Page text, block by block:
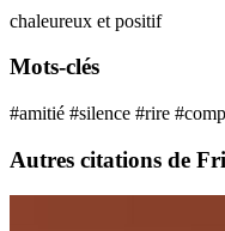
chaleureux et positif
Mots-clés
#amitié #silence #rire
Autres citations de